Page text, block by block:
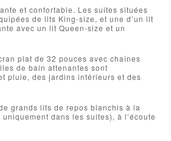
et confortable. Les suites situées
de lits King-size, et une d’un lit
avec un lit Queen-size et un
plat de 32 pouces avec chaînes
de bain attenantes sont
pluie, des jardins intérieurs et des
grands lits de repos blanchis à la
dans les suites), à l’écoute